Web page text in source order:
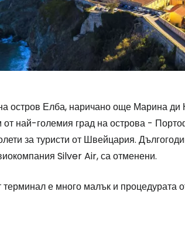
остров Елба, наричано още Марина
от най-големия град на острова -
за туристи от Швейцария.
Silver Air, са отменени.
е много малък и процедурата
Влезте в
... световната общност на